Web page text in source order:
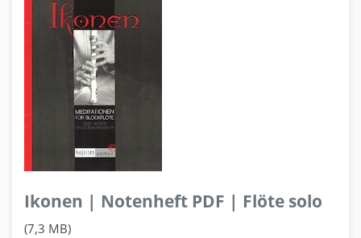
Ikonen | Notenheft PDF | Flöte solo
(7,3 MB)